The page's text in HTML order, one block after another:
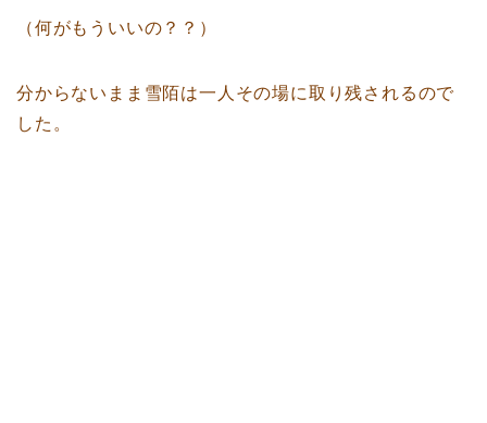
（何がもういいの？？）
分からないまま雪陌は一人その場に取り残されるので
した。